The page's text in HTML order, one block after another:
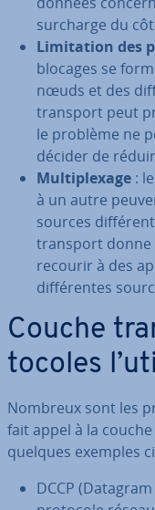
surcharge du
Li­mi­ta­tion des
blocages se
nœuds et des
transport peut
le problème ne
décider de
Mul­ti­plexage :
à un autre
sources
transport donne
recourir à des
dif­fé­rentes
Couche
to­coles
Nombreux sont les
fait appel à la
quelques exemples
DCCP